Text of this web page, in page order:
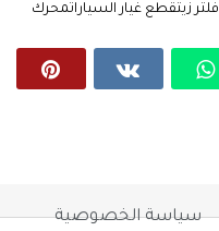
فلتر زيتقطع غيار السياراتمحرك
سياسة الخصوصية